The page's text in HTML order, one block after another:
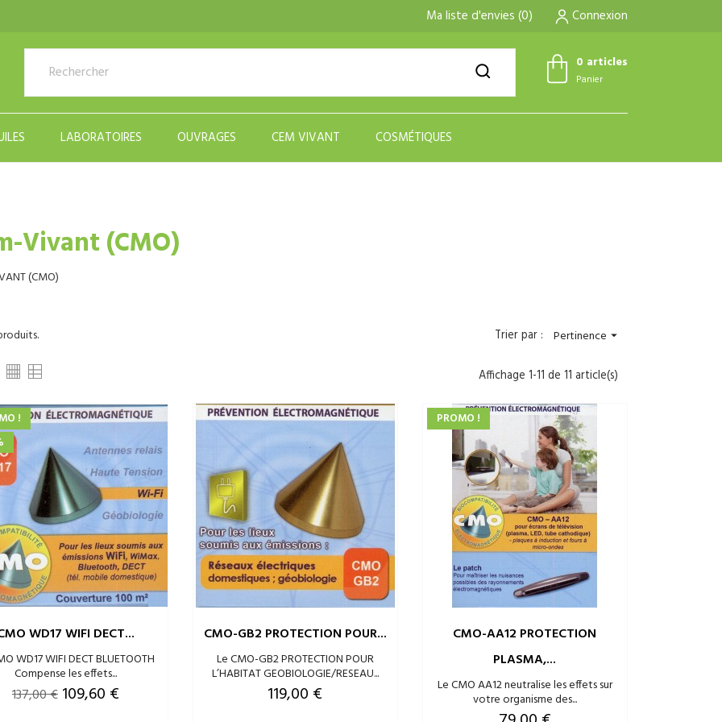
Ma liste d'envies (0) Connexion
0 articles
Panier
LABORATOIRES OUVRAGES CEM VIVANT COSMÉTIQUES
Vivant (CMO)
(CMO)
Trier par : Pertinence 
Affichage 1-11 de 11 article(s)
WD17 WIFI DECT...
WD17 WIFI DECT BLUETOOTH
Compense les effets...
Prix
137,00 € Prix
109,60 €
!
CMO-GB2 PROTECTION POUR...
Le CMO-GB2 PROTECTION POUR
L’HABITAT GEOBIOLOGIE/RESEAU...
Prix
119,00 €
CMO-AA12 PROTECTION
PLASMA,...
Le CMO AA12 neutralise les effets sur
votre organisme des...
PROMO !